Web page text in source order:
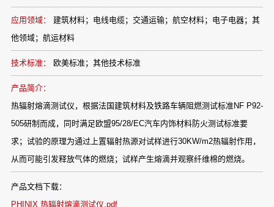
应用领域：
建筑材料；电线电缆；交通运输；航空材料；电子电器；其
他领域；航运材料
技术标准： 欧美标准；其他技术标准
产品简介：
热辐射熔滴测试仪，根据法国建筑材料及铁路车辆阻燃测试标准NF P92-
505研制而成，同时满足欧盟95/28/EC汽车内饰材料防火测试标准要
求；试验的原理为通过上置辐射热源对试样进行30KW/m2热辐射作用，
从而可能引发释放气体的燃烧；试样产生熔滴并观察纤维棉的燃烧。
产品文档下载：
PHINIX 热辐射熔滴测试仪.pdf